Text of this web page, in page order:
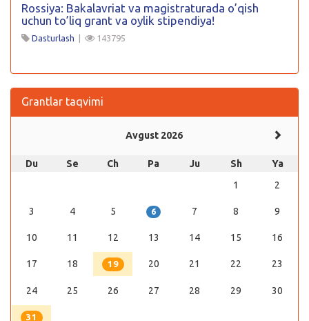
Rossiya: Bakalavriat va magistraturada o’qish
uchun to’liq grant va oylik stipendiya!
Dasturlash | 143795
Grantlar taqvimi
Avgust 2026
Du Se Ch Pa Ju Sh
Ya
1
2
3 4 5 6 7 8 9
10 11 12 13 14 15 16
17 18 19 20 21 22 23
24 25 26 27 28 29 30
31